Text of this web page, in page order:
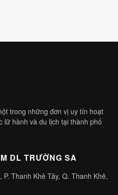
trong những đơn vị uy tín hoạt
hành và du lịch tại thành phố
DL TRƯỜNG SA
Thanh Khê Tây, Q. Thanh Khê,